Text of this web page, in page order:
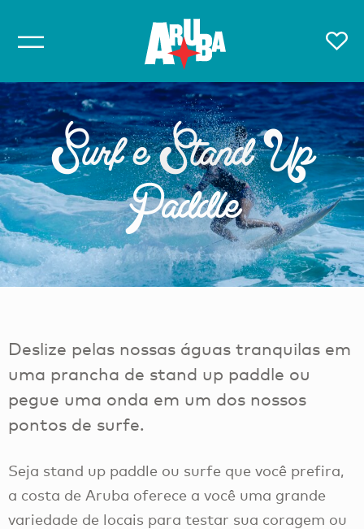
Surf e Stand Up
Paddle
Deslize pelas nossas águas tranquilas em
uma prancha de stand up paddle ou
pegue uma onda em um dos nossos
pontos de surfe.
Seja stand up paddle ou surfe que você prefira,
a costa de Aruba oferece a você uma grande
variedade de locais para testar sua coragem ou